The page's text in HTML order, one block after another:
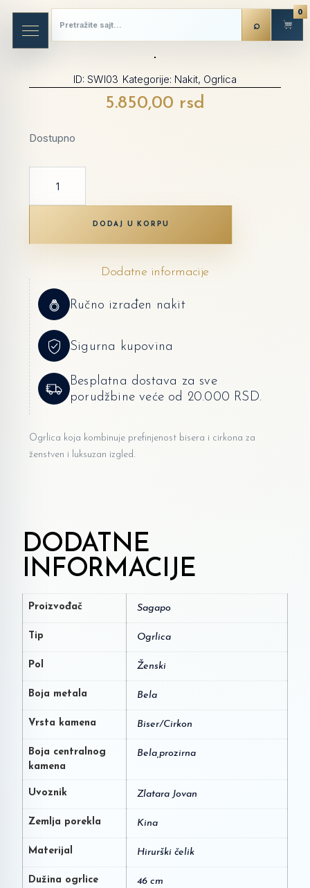
ID: SWI03 Kategorije: Nakit, Ogrlica
5.850,00 rsd
Dostupno
DODAJ U KORPU
Dodatne informacije
Ručno izrađen nakit
Sigurna kupovina
Besplatna dostava za sve
porudžbine veće od 20.000 RSD.
Ogrlica koja kombinuje prefinjenost bisera i cirkona za
ženstven i luksuzan izgled.
DODATNE
INFORMACIJE
Proizvođač Sagapo
Tip Ogrlica
Pol Ženski
Boja metala Bela
Vrsta kamena Biser/Cirkon
Boja centralnog
kamena
Bela,prozirna
Uvoznik Zlatara Jovan
Zemlja porekla Kina
Materijal Hirurški čelik
Dužina ogrlice 46 cm
0